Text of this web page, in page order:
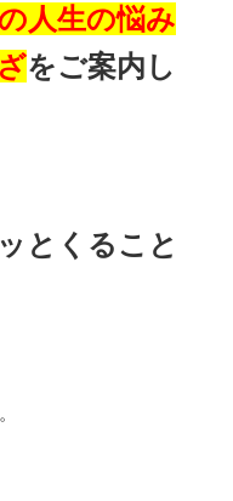
人生の悩み
をご案内し
とくること